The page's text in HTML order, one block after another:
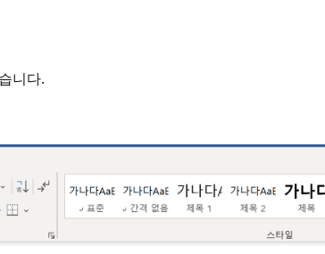
니다.